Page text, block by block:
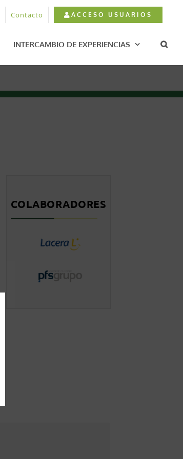
Contacto ACCESO USUARIOS
INTERCAMBIO DE EXPERIENCIAS
COLABORADORES